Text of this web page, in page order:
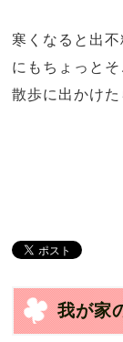
寒くなると出
にもちょっと
散歩に出かけ
我が家